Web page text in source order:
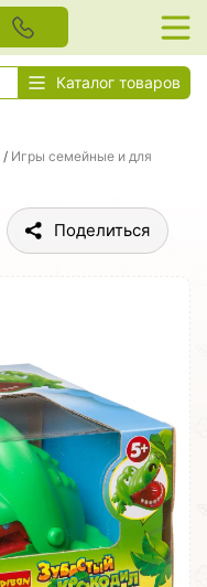
Каталог товаров
/ Игры семейные и для
Поделиться